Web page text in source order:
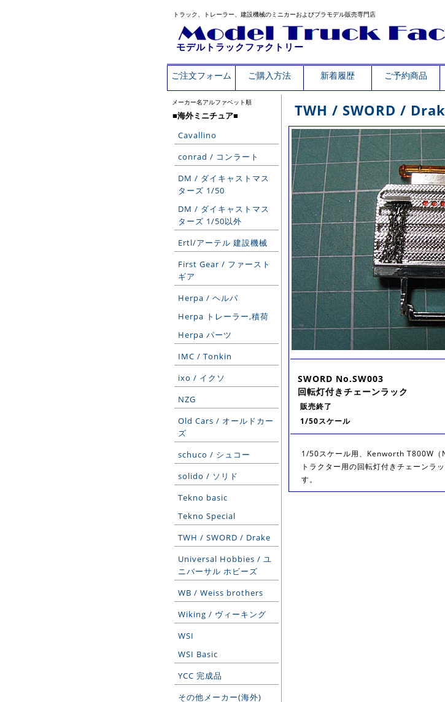
トラック、トレーラー、建設機械のミニカーおよびプラモデル販売専門店
モデルトラックファクトリー
ご注文フォーム ご購入方法 新着履歴 ご予約商品
メーカー名アルファベット順
■海外ミニチュア■
Cavallino
conrad / コンラート
DM / ダイキャストマス
ターズ 1/50
DM / ダイキャストマス
ターズ 1/50以外
Ertl/アーテル 建設機械
First Gear / ファースト
ギア
Herpa / ヘルパ
Herpa トレーラー,積荷
Herpa パーツ
IMC / Tonkin
ixo / イクソ
NZG
Old Cars / オールドカー
ズ
schuco / シュコー
solido / ソリド
Tekno basic
Tekno Special
TWH / SWORD / Drake
Universal Hobbies / ユ
ニバーサル ホビーズ
WB / Weiss brothers
Wiking / ヴィーキング
WSI
WSI Basic
YCC 完成品
その他メーカー(海外)
TWH / SWORD /
SWORD No.SW003
回転灯付きチェーンラック
販売終了
1/50スケール
1/50スケール用、Kenworth T800W（
トラクター用の回転灯付きチェーンラ
す。